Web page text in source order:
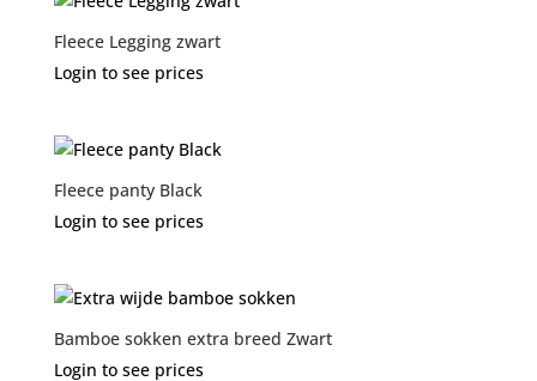
Fleece Legging zwart
Login to see prices
Fleece panty Black
Login to see prices
Bamboe sokken extra breed Zwart
Login to see prices